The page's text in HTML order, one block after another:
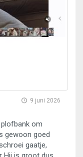
9 juni 2026
om
gewoon goed
gaatje,